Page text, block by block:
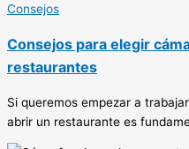
Consejos
Consejos para elegir
restaurantes
Si queremos empezar a
abrir un restaurante es